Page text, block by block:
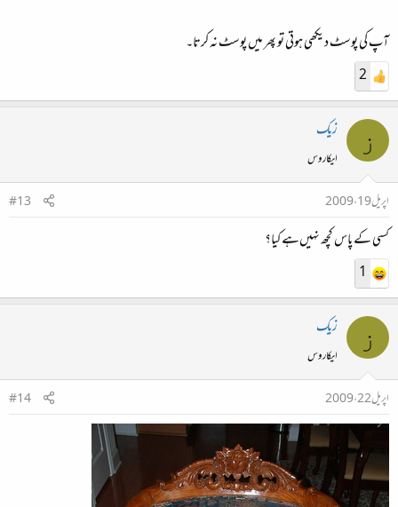
آپ کی پوسٹ دیکھی ہوتی تو پھر میں پوسٹ نہ کرتا۔
2
ز زیک
ایکاروس
اپریل 19، 2009
#13
کسی کے پاس کچھ نہیں‌ہے کیا؟
1
ز زیک
ایکاروس
اپریل 22، 2009
#14